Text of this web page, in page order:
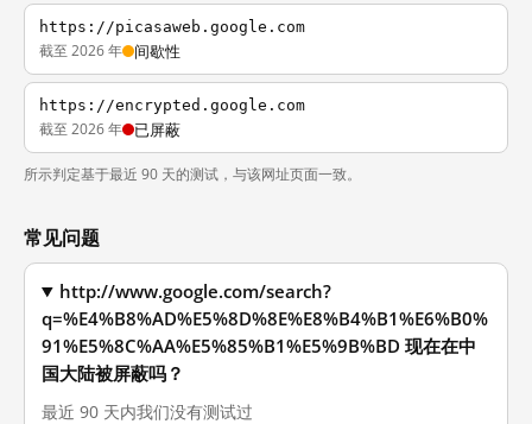
https://picasaweb.google.com
截至 2026 年 间歇性
https://encrypted.google.com
截至 2026 年 已屏蔽
所示判定基于最近 90 天的测试，与该网址页面一致。
常见问题
http://www.google.com/search?
q=%E4%B8%AD%E5%8D%8E%E8%B4%B1%E6%B0%
91%E5%8C%AA%E5%85%B1%E5%9B%BD 现在在中
国大陆被屏蔽吗？
最近 90 天内我们没有测试过